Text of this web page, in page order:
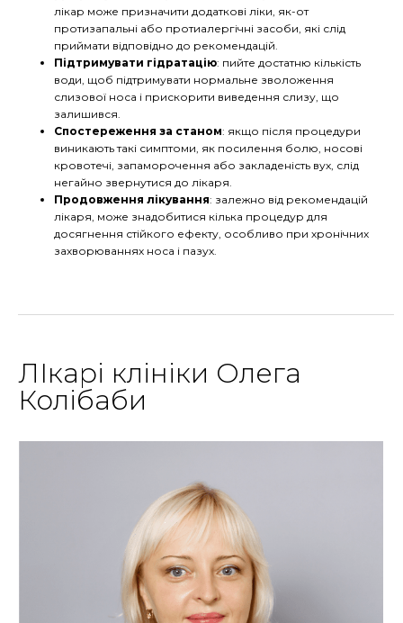
лікар може призначити додаткові ліки, як-от
протизапальні або протиалергічні засоби, які слід
приймати відповідно до рекомендацій.
Підтримувати гідратацію: пийте достатню кількість
води, щоб підтримувати нормальне зволоження
слизової носа і прискорити виведення слизу, що
залишився.
Спостереження за станом: якщо після процедури
виникають такі симптоми, як посилення болю, носові
кровотечі, запаморочення або закладеність вух, слід
негайно звернутися до лікаря.
Продовження лікування: залежно від рекомендацій
лікаря, може знадобитися кілька процедур для
досягнення стійкого ефекту, особливо при хронічних
захворюваннях носа і пазух.
ЛІкарі клініки Олега
Колібаби